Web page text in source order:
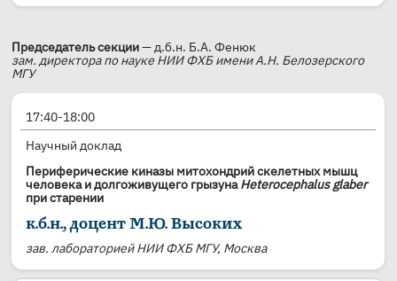
Председатель секции— д.б.н. Б.А. Фенюк
зам. директора по науке НИИ ФХБ имени А.Н. Белозерского
МГУ
17:40-18:00
Научный доклад
Периферические киназы митохондрий скелетных мышц
человека и долгоживущего грызунаHeterocephalus glaber
при старении
к.б.н., доцент М.Ю. Высоких
зав. лабораторией НИИ ФХБ МГУ, Москва